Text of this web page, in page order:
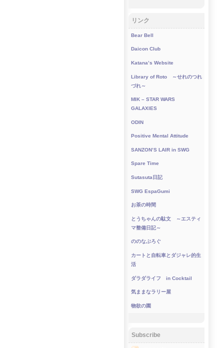
リンク
Bear Bell
Daicon Club
Katana’s Website
Library of Roto ～せれのつれ
づれ～
MIK – STAR WARS
GALAXIES
ODIN
Positive Mental Attitude
SANZON’S LAIR in SWG
Spare Time
Sutasuta日記
SWG EspaGumi
お茶の時間
とうちゃんの駄文 ～エスティ
マ整備日記～
ののなぶろぐ
カートと自転車とダジャレ的生
活
ダラダライフ in Cocktail
気ままなラリー屋
物欲の園
Subscribe